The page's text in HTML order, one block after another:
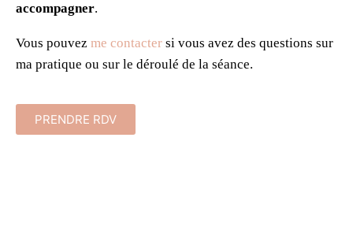
accompagner.
Vous pouvez me contacter si vous avez des questions sur
ma pratique ou sur le déroulé de la séance.
PRENDRE RDV